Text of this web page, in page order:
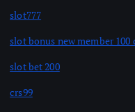
slot777
slot bonus new member 100
slot bet 200
crs99